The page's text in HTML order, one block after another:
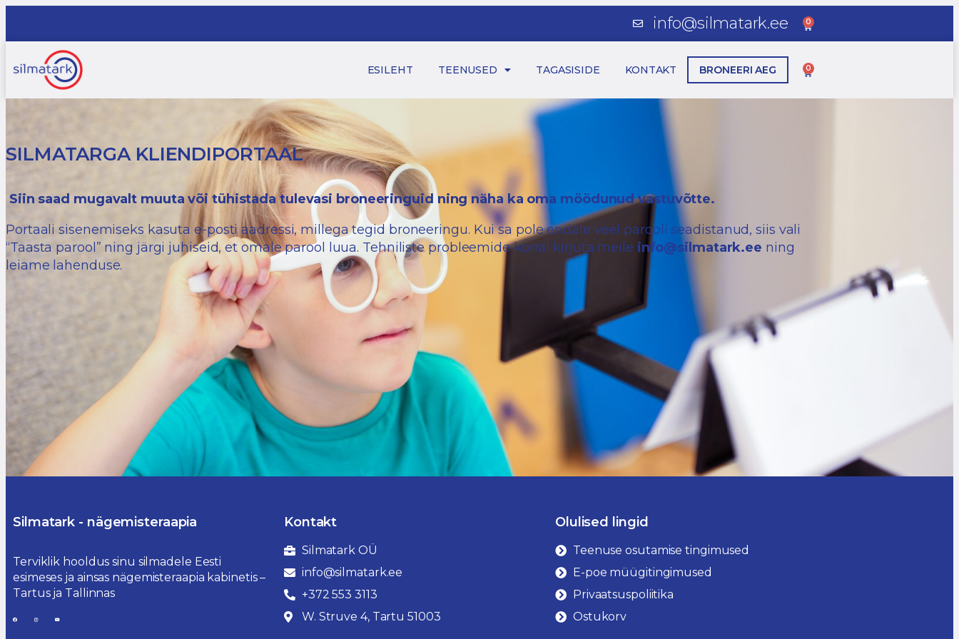
info@silmatark.ee 0
ESILEHT TEENUSED TAGASISIDE KONTAKT BRONEERI AEG 0
SILMATARGA KLIENDIPORTAAL
Siin saad mugavalt muuta või tühistada tulevasi broneeringuid ning näha ka oma möödunud vastuvõtte.
Portaali sisenemiseks kasuta e-posti aadressi, millega tegid broneeringu. Kui sa pole endale veel parooli seadistanud, siis vali
“Taasta parool” ning järgi juhiseid, et omale parool luua. Tehniliste probleemide korral kirjuta meile info@silmatark.ee ning
leiame lahenduse.
Silmatark - nägemisteraapia
Terviklik hooldus sinu silmadele Eesti
esimeses ja ainsas nägemisteraapia kabinetis –
Tartus ja Tallinnas
Kontakt
Silmatark OÜ
info@silmatark.ee
+372 553 3113
W. Struve 4, Tartu 51003
Olulised lingid
Teenuse osutamise tingimused
E-poe müügitingimused
Privaatsuspoliitika
Ostukorv